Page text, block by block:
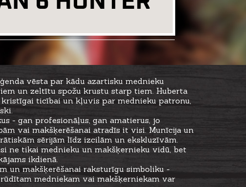
vēsta par kādu azartisku mednieku
un zeltītu spožu krustu starp tiem. Huberta
ticībai un kļuvis par mednieku patronu,
- gan profesionāļus, gan amatierus, jo
vai makšķerēšanai atradīs it visi. Munīcija un
sērijām līdz izcilām un ekskluzīvām.
ne tikai mednieku un makšķernieku vidū, bet
ikdienā.
un makšķerēšanai raksturīgu simboliku -
rūdītam medniekam vai makšķerniekam var